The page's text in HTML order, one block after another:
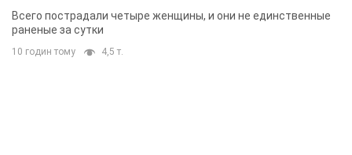
Всего пострадали четыре женщины, и они не единственные
раненые за сутки
10 годин тому 4,5 т.